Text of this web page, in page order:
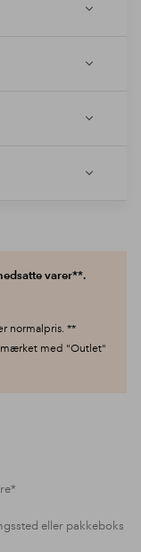
varer**.
normalpris. **
med "Outlet"
eller pakkeboks